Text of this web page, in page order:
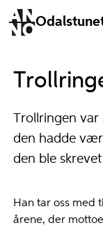
Trollringen var
den hadde
den ble
Han tar oss med
årene, der